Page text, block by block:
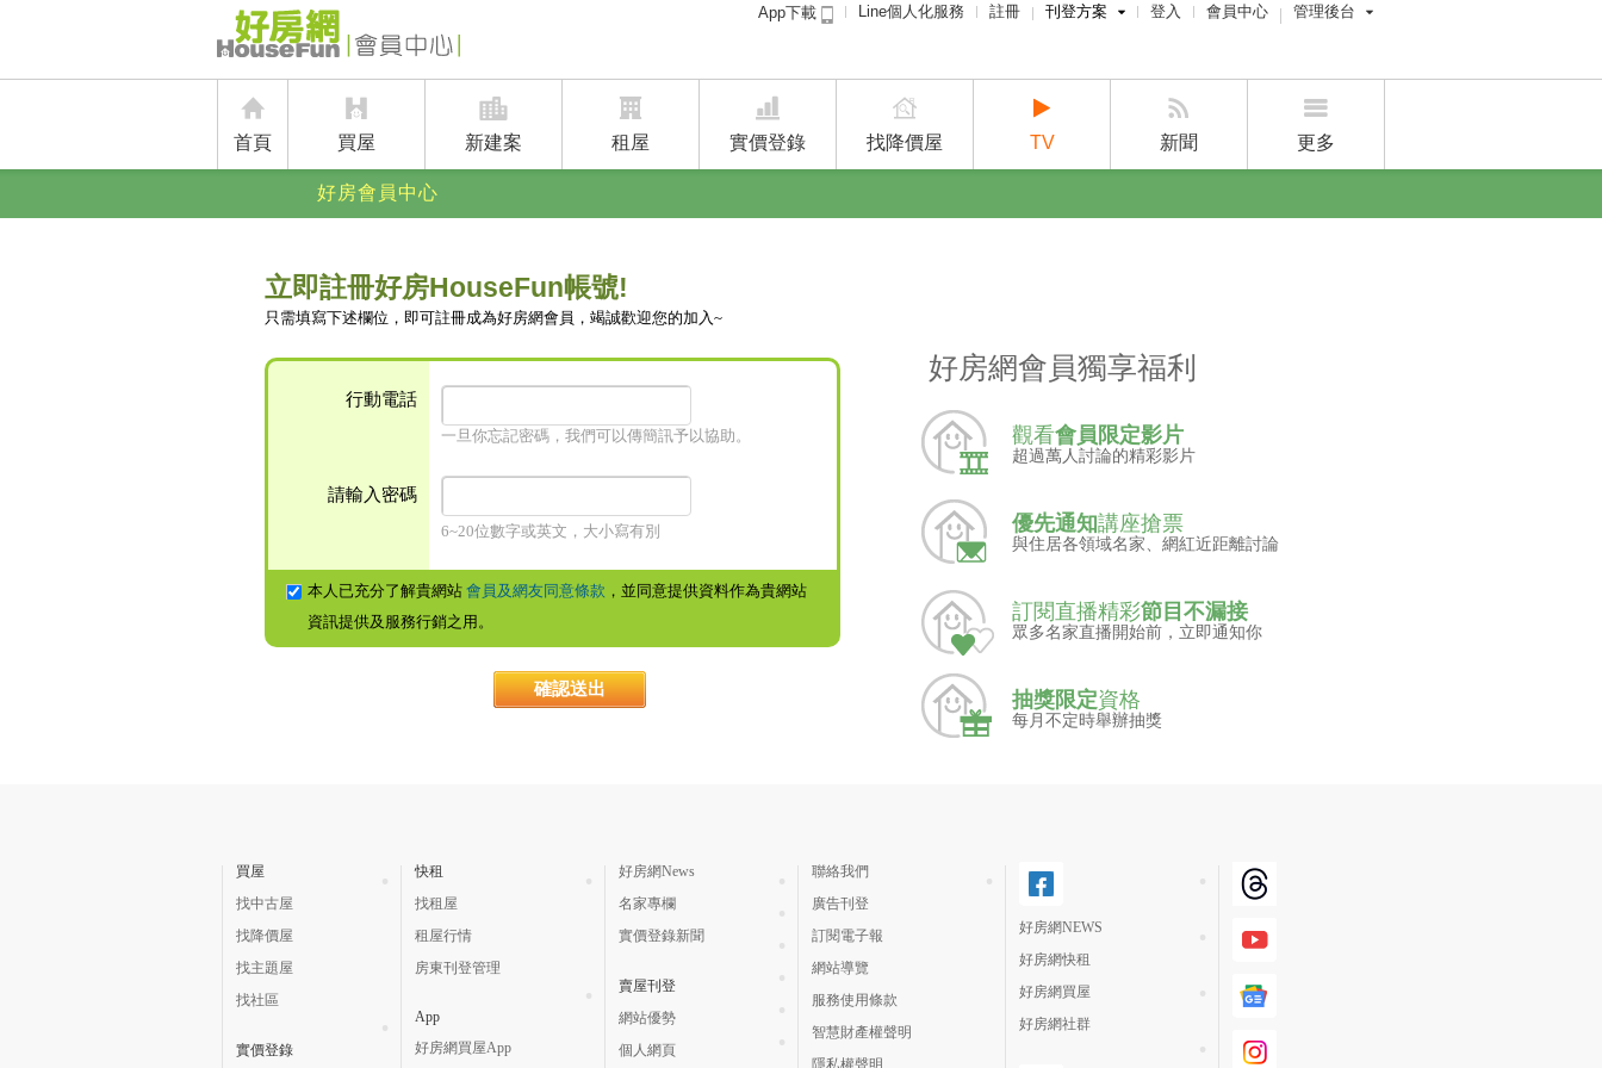
App下載 Line個人化服務 註冊 刊登方案
賣屋刊登
登入 會員中心 管理後台
經紀人員管理後台
首頁 買屋 新建案 租屋 實價登錄 找降價屋 TV 新聞 更多
好房會員中心
立即註冊好房HouseFun帳號!
只需填寫下述欄位，即可註冊成為好房網會員，竭誠歡迎您的加入~
行動電話
一旦你忘記密碼，我們可以傳簡訊予以協助。
請輸入密碼
6~20位數字或英文，大小寫有別
本人已充分了解貴網站 會員及網友同意條款 ，並同意提供資料作為貴網站
資訊提供及服務行銷之用。
好房網會員獨享福利
觀看會員限定影片
超過萬人討論的精彩影片
優先通知講座搶票
與住居各領域名家、網紅近距離討論
訂閱直播精彩節目不漏接
眾多名家直播開始前，立即通知你
抽獎限定資格
每月不定時舉辦抽獎
買屋
找中古屋
找降價屋
找主題屋
找社區
實價登錄
快租
找租屋
租屋行情
房東刊登管理
App
好房網買屋App
好房網News
名家專欄
實價登錄新聞
賣屋刊登
網站優勢
個人網頁
聯絡我們
廣告刊登
訂閱電子報
網站導覽
服務使用條款
智慧財產權聲明
隱私權聲明
好房網NEWS
好房網快租
好房網買屋
好房網社群